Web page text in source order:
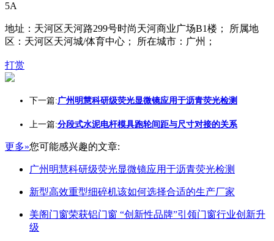
5A
地址：天河区天河路299号时尚天河商业广场B1楼； 所属地
区：天河区天河城/体育中心； 所在城市：广州；
打赏
下一篇:广州明慧科研级荧光显微镜应用于沥青荧光检测
上一篇:分段式水泥电杆模具跑轮间距与尺寸对接的关系
更多»您可能感兴趣的文章:
广州明慧科研级荧光显微镜应用于沥青荧光检测
新型高效重型细碎机该如何选择合适的生产厂家
美阁门窗荣获铝门窗 “创新性品牌”引领门窗行业创新升
级